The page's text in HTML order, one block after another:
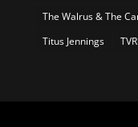
The Walrus & The
Titus Jennings